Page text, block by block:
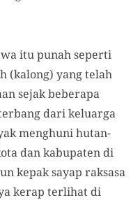
itu punah seperti
(kalong) yang telah
sejak beberapa
dari keluarga
menghuni hutan-
dan kabupaten di
kepak sayap raksasa
kerap terlihat di